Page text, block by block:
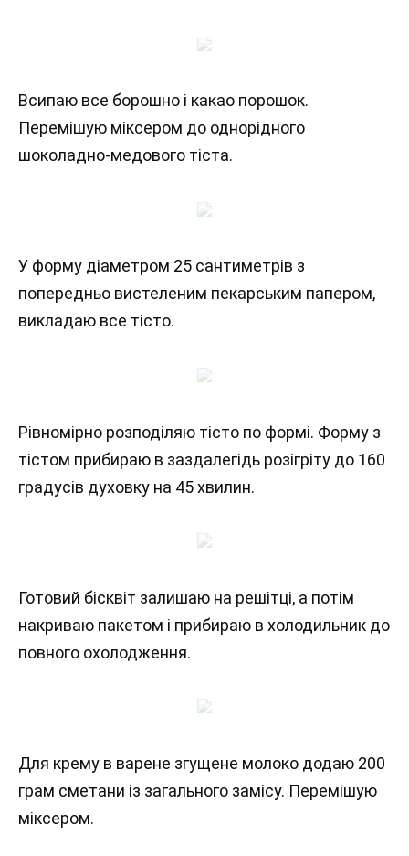
Всипаю все борошно і какао порошок.
Перемішую міксером до однорідного
шоколадно-медового тіста.
У форму діаметром 25 сантиметрів з
попередньо вистеленим пекарським папером,
викладаю все тісто.
Рівномірно розподіляю тісто по формі. Форму з
тістом прибираю в заздалегідь розігріту до 160
градусів духовку на 45 хвилин.
Готовий бісквіт залишаю на решітці, а потім
накриваю пакетом і прибираю в холодильник до
повного охолодження.
Для крему в варене згущене молоко додаю 200
грам сметани із загального замісу. Перемішую
міксером.